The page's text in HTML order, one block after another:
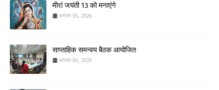
मीरां जयंती 13 को मनाएंगे
अगस्त 05, 2026
साप्ताहिक समन्वय बैठक आयोजित
अगस्त 04, 2026